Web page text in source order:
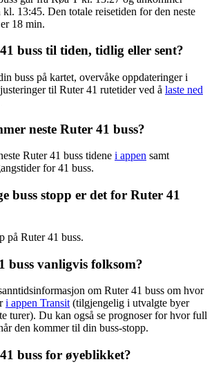
kl. 13:45. Den totale reisetiden for den neste
18 min.
buss til tiden, tidlig eller sent?
buss på kartet, overvåke oppdateringer i
til Ruter 41 rutetider ved å laste ned
neste Ruter 41 buss?
Ruter 41 buss tidene i appen samt
for 41 buss.
buss stopp er det for Ruter 41
på Ruter 41 buss.
buss vanligvis folksom?
om Ruter 41 buss om hvor
i appen Transit (tilgjengelig i utvalgte byer
turer). Du kan også se prognoser for hvor full
den kommer til din buss-stopp.
buss for øyeblikket?